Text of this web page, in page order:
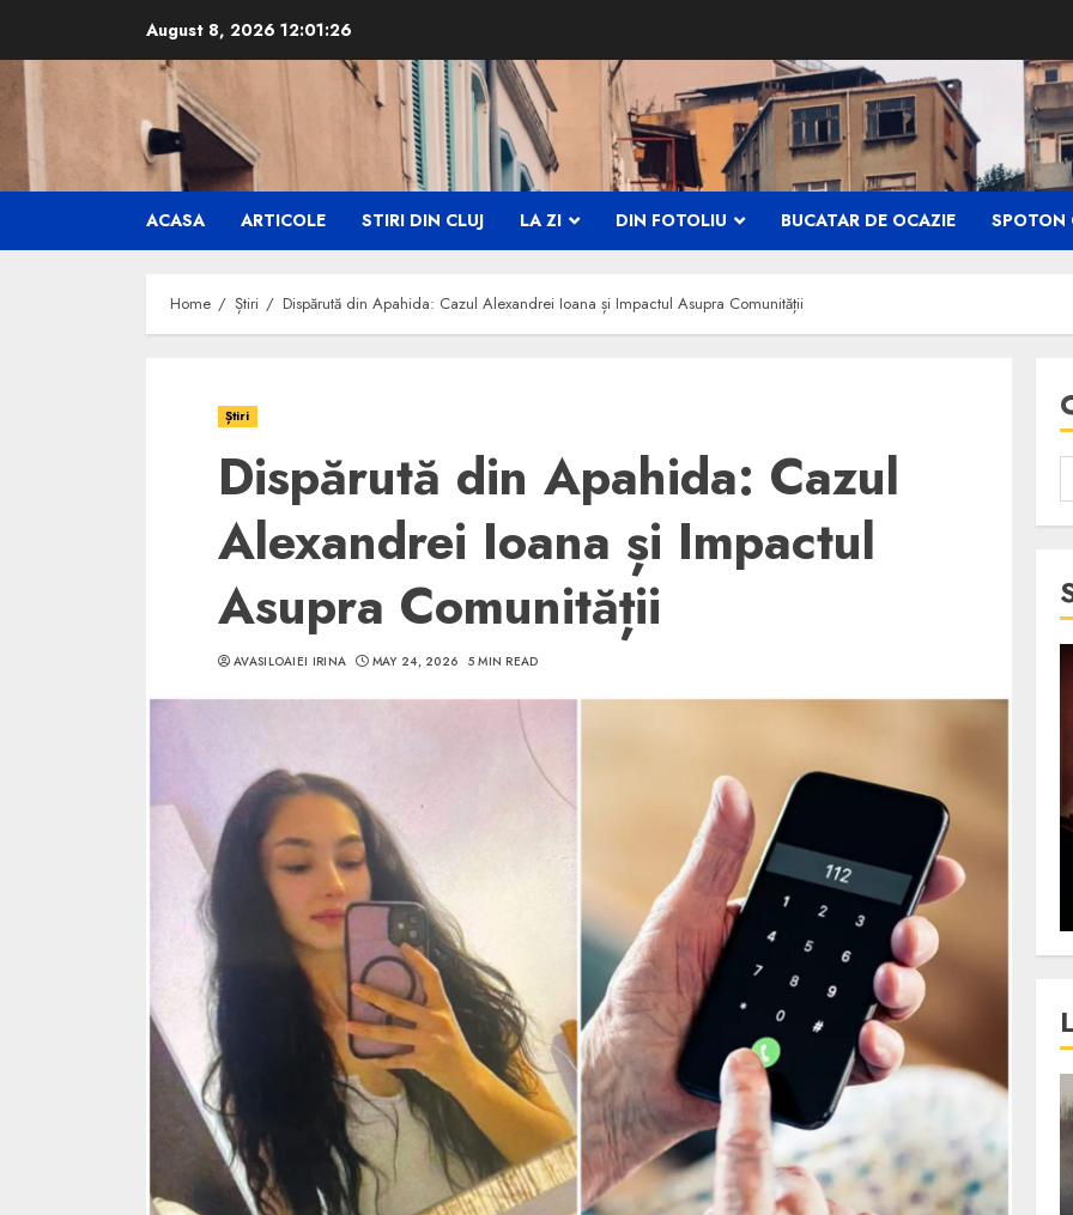
content
August 8, 2026 12:01:27
ACASA ARTICOLE STIRI DIN CLUJ LA ZI DIN FOTOLIU BUCATAR DE OCAZIE SPOTON
Home Știri Dispărută din Apahida: Cazul Alexandrei Ioana și Impactul Asupra Comunității
Știri
Dispărută din Apahida: Cazul
Alexandrei Ioana și Impactul
Asupra Comunității
AVASILOAIEI IRINA MAY 24, 2026 5 MIN READ
5 min read
Ce poti vizita in jurul
Clujului cand te afli intr-un
weekend prelungit in
“Orasul Comoara”?
ALEXANDRU S.
Festivalurile Clujului. De
ce atrage Clujul tinerii si
pe cei mai in varsta an de
an?
ALEXANDRU S. DECEMBER 13, 2023
4 min read
La zi
3 min read
Stiinta